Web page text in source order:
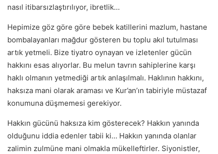
nasıl itibarsızlaştırılıyor, ibretlik…
Hepimize göz göre göre bebek katillerini mazlum, hastane
bombalayanları mağdur gösteren bu toplu akıl tutulması
artık yetmeli. Bize tiyatro oynayan ve izletenler gücün
hakkını esas alıyorlar. Bu melun tavrın sahiplerine karşı
haklı olmanın yetmediği artık anlaşılmalı. Haklının hakkını,
haksıza mani olarak araması ve Kur’an’ın tabiriyle müstazaf
konumuna düşmemesi gerekiyor.
Hakkın gücünü haksıza kim gösterecek? Hakkın yanında
olduğunu iddia edenler tabii ki… Hakkın yanında olanlar
zalimin zulmüne mani olmakla mükelleftirler. Siyonistler,